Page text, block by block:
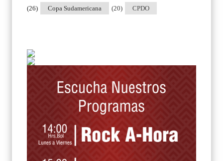
Copa Sudamericana
(26) CPDO
(20)